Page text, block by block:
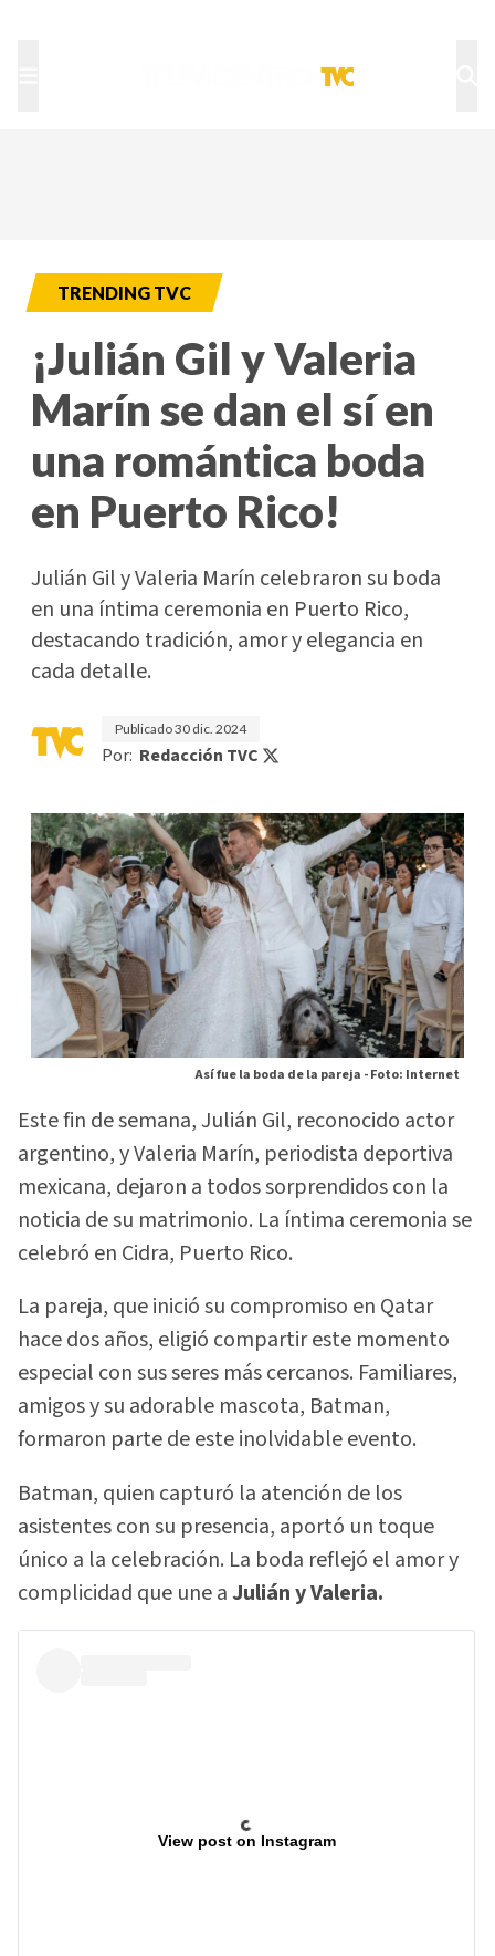
TRENDING TVC
¡Julián Gil y Valeria
Marín se dan el sí en
una romántica boda
en Puerto Rico!
Julián Gil y Valeria Marín celebraron su boda
en una íntima ceremonia en Puerto Rico,
destacando tradición, amor y elegancia en
cada detalle.
Publicado30 dic. 2024
Por: Redacción TVC
Así fue la boda de la pareja -Foto: Internet
Este fin de semana, Julián Gil, reconocido actor
argentino, y Valeria Marín, periodista deportiva
mexicana, dejaron a todos sorprendidos con la
noticia de su matrimonio. La íntima ceremonia se
celebró en Cidra, Puerto Rico.
La pareja, que inició su compromiso en Qatar
hace dos años, eligió compartir este momento
especial con sus seres más cercanos. Familiares,
amigos y su adorable mascota, Batman,
formaron parte de este inolvidable evento.
Batman, quien capturó la atención de los
asistentes con su presencia, aportó un toque
único a la celebración. La boda reflejó el amor y
complicidad que une aJulián y Valeria.
View post on Instagram